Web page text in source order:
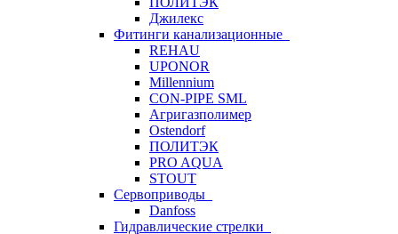
Джилекс
Фитинги канализационные
REHAU
UPONOR
Millennium
CON-PIPE SML
Агригазполимер
Ostendorf
ПОЛИТЭК
PRO AQUA
STOUT
Сервоприводы
Danfoss
Гидравлические стрелки